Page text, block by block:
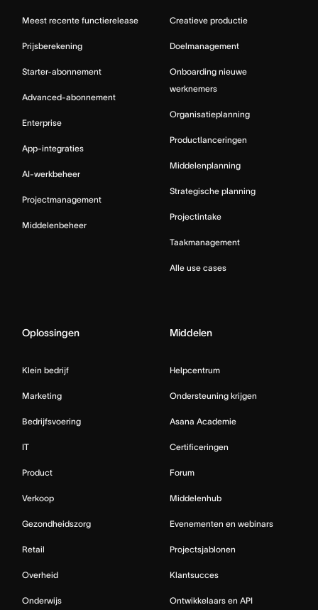
Meest recente functierelease
Prijsberekening
Starter-abonnement
Advanced-abonnement
Enterprise
App-integraties
AI-werkbeheer
Projectmanagement
Middelenbeheer
Creatieve productie
Doelmanagement
Onboarding nieuwe
werknemers
Organisatieplanning
Productlanceringen
Middelenplanning
Strategische planning
Projectintake
Taakmanagement
Alle use cases
Oplossingen
Klein bedrijf
Marketing
Bedrijfsvoering
IT
Product
Verkoop
Gezondheidszorg
Retail
Overheid
Onderwijs
Middelen
Helpcentrum
Ondersteuning krijgen
Asana Academie
Certificeringen
Forum
Middelenhub
Evenementen en webinars
Projectsjablonen
Klantsucces
Ontwikkelaars en API